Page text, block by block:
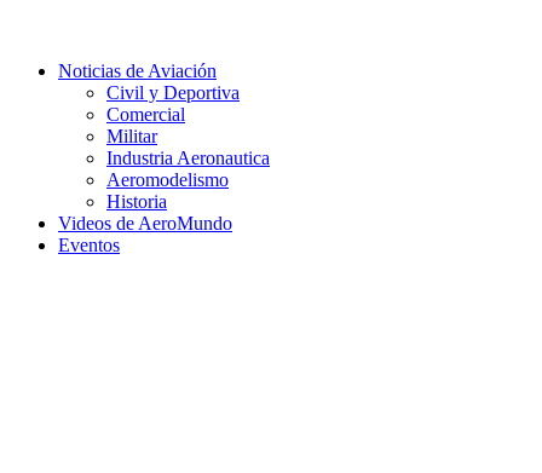
Noticias de Aviación
Civil y Deportiva
Comercial
Militar
Industria Aeronautica
Aeromodelismo
Historia
Videos de AeroMundo
Eventos